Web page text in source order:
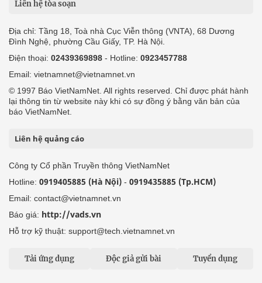
Liên hệ tòa soạn
Địa chỉ: Tầng 18, Toà nhà Cục Viễn thông (VNTA), 68 Dương
Đình Nghệ, phường Cầu Giấy, TP. Hà Nội.
Điện thoại: 02439369898 - Hotline: 0923457788
Email: vietnamnet@vietnamnet.vn
© 1997 Báo VietNamNet. All rights reserved. Chỉ được phát hành
lại thông tin từ website này khi có sự đồng ý bằng văn bản của
báo VietNamNet.
Liên hệ quảng cáo
Công ty Cổ phần Truyền thông VietNamNet
Hotline: 0919405885 (Hà Nội) - 0919435885 (Tp.HCM)
Email: contact@vietnamnet.vn
Báo giá: http://vads.vn
Hỗ trợ kỹ thuật: support@tech.vietnamnet.vn
Tải ứng dụng Độc giả gửi bài Tuyển dụng